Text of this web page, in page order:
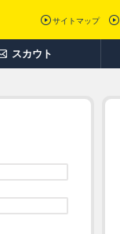
サイトマップ
スカウト